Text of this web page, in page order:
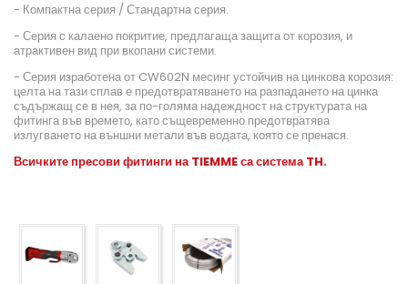
- Компактна серия / Стандартна серия.
- Серия с калаено покритие, предлагаща защита от корозия, и
атрактивен вид при вкопани системи.
- Серия изработена от CW602N месинг устойчив на цинкова корозия:
целта на тази сплав е предотвратяването на разпадането на цинка
съдържащ се в нея, за по-голяма надеждност на структурата на
фитинга във времето, като същевременно предотвратява
излугването на външни метали във водата, която се пренася.
Всичките пресови фитинги на TIEMMEса система TH.